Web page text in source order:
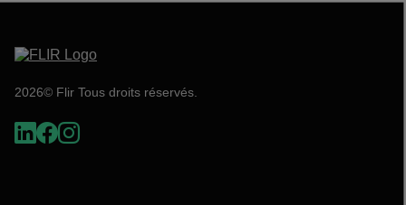
2026© Flir Tous droits réservés.